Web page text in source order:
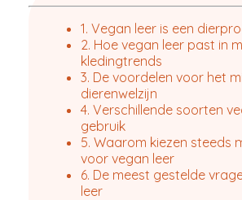
1. Vegan leer is een
2. Hoe vegan leer past in
kledingtrends
3. De voordelen voor het
dierenwelzijn
4. Verschillende soorten
gebruik
5. Waarom kiezen steeds
voor vegan leer
6. De meest gestelde
leer